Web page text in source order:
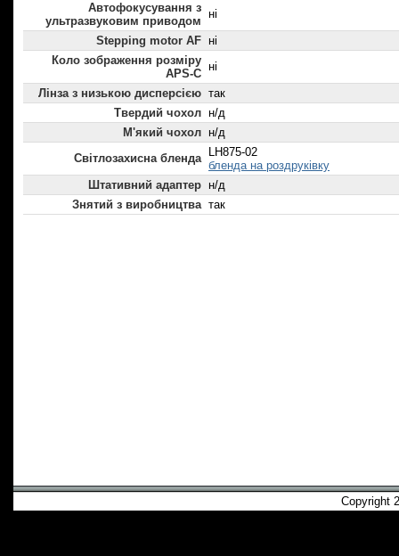
Автофокусування з
ультразвуковим приводом
ні
Stepping motor AF ні
Коло зображення розміру
APS-C
ні
Лінза з низькою дисперсією так
Твердий чохол н/д
М'який чохол н/д
Світлозахисна бленда
LH875-02
бленда на роздруківку
Штативний адаптер н/д
Знятий з виробництва так
Copyright